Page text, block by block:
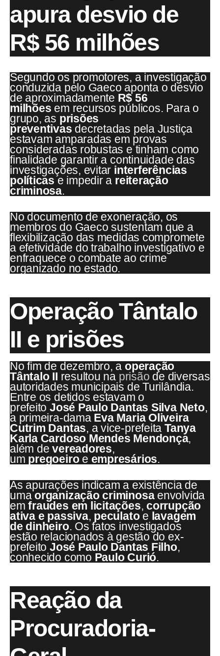
apura desvio de
R$ 56 milhões
Segundo os promotores, a investigação
conduzida pelo Gaeco aponta o desvio
de aproximadamente R$ 56
milhões em recursos públicos. Para o
grupo, as prisões
preventivas decretadas pela Justiça
estavam amparadas em provas
consideradas robustas e tinham como
finalidade garantir a continuidade das
investigações, evitar interferências
políticase impedir a reiteração
criminosa.
No documento de exoneração, os
membros do Gaeco sustentam que a
flexibilização das medidas compromete
a efetividade do trabalho investigativo e
enfraquece o combate ao crime
organizado no estado.
Operação Tântalo
II e prisões
No fim de dezembro, a operação
Tântalo II resultou na prisão de diversas
autoridades municipais de Turilândia.
Entre os detidos estavam o
prefeito José Paulo Dantas Silva Neto,
a primeira-dama Eva Maria Oliveira
Cutrim Dantas, a vice-prefeita Tanya
Karla Cardoso Mendes Mendonça,
além devereadores,
um pregoeiroe empresários.
As apurações indicam a existência de
umaorganização criminosaenvolvida
emfraudes em licitações, corrupção
ativa e passiva, peculatoe lavagem
de dinheiro. Os fatos investigados
estão relacionados à gestão do ex-
prefeito José Paulo Dantas Filho,
conhecido como Paulo Curió.
Reação da
Procuradoria-